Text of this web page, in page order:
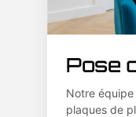
Pose
Notre
plaques de